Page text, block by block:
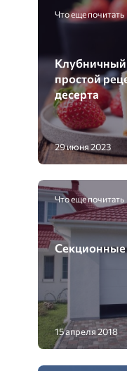
Что еще почитать
Клубничный
простой
десерта
29 июня 2023
Что еще почитать
Секционные
15 апреля 2018